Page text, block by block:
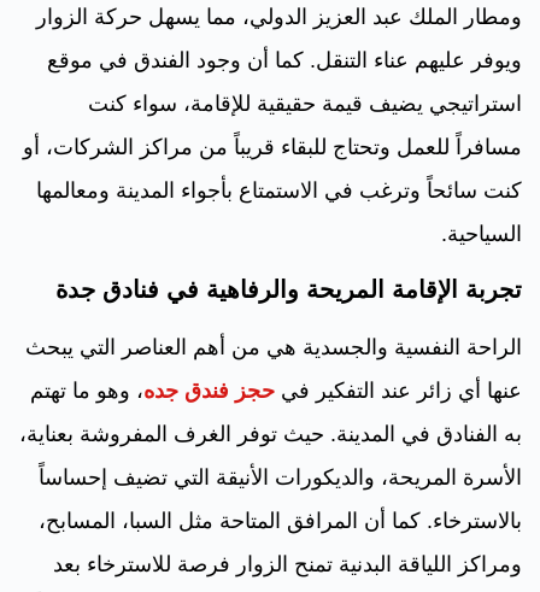
ومطار الملك عبد العزيز الدولي، مما يسهل حركة الزوار
ويوفر عليهم عناء التنقل. كما أن وجود الفندق في موقع
استراتيجي يضيف قيمة حقيقية للإقامة، سواء كنت
مسافراً للعمل وتحتاج للبقاء قريباً من مراكز الشركات، أو
كنت سائحاً وترغب في الاستمتاع بأجواء المدينة ومعالمها
السياحية.
تجربة الإقامة المريحة والرفاهية في فنادق جدة
الراحة النفسية والجسدية هي من أهم العناصر التي يبحث
عنها أي زائر عند التفكير في حجز فندق جده، وهو ما تهتم
به الفنادق في المدينة. حيث توفر الغرف المفروشة بعناية،
الأسرة المريحة، والديكورات الأنيقة التي تضيف إحساساً
بالاسترخاء. كما أن المرافق المتاحة مثل السبا، المسابح،
ومراكز اللياقة البدنية تمنح الزوار فرصة للاسترخاء بعد